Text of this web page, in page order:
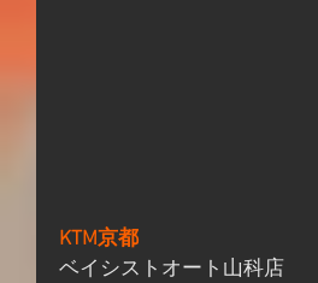
KTM京都
ベイシストオート山科店